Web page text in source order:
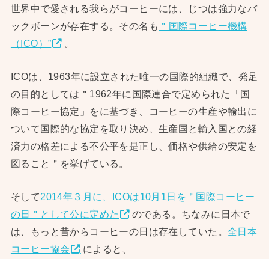
世界中で愛される我らがコーヒーには、じつは強力なバ
ックボーンが存在する。その名も ＂国際コーヒー機構
（ICO）”
ICOは、1963年に設立された唯一の国際的組織で、発足
の目的としては＂1962年に国際連合で定められた「国
際コーヒー協定」をに基づき、コーヒーの生産や輸出に
ついて国際的な協定を取り決め、生産国と輸入国との経
済力の格差による不公平を是正し、価格や供給の安定を
図ること＂を挙げている。
そして2014年３月に、ICOは10月1日を＂国際コーヒー
の日＂として公に定めた
のである。ちなみに日本で
は、もっと昔からコーヒーの日は存在していた。 全日本
コーヒー協会
によると、